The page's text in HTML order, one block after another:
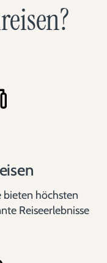
bieten höchsten
Reiseerlebnisse